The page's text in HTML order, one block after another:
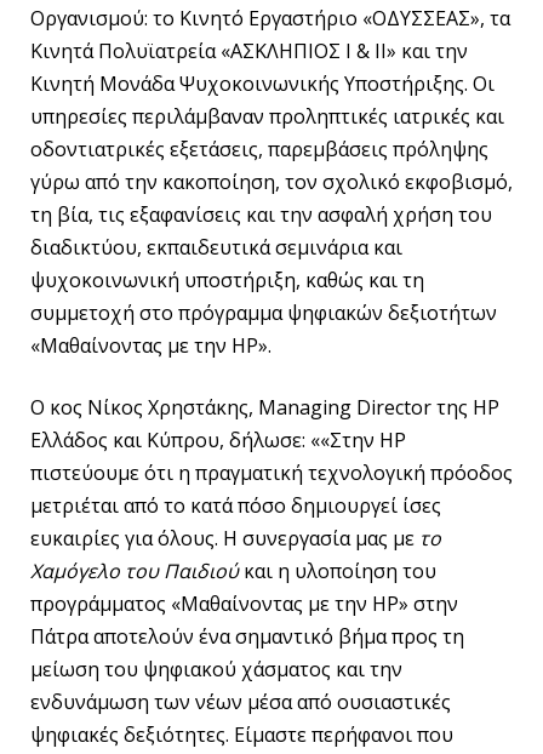
Οργανισμού: το Κινητό Εργαστήριο «ΟΔΥΣΣΕΑΣ», τα
Κινητά Πολυϊατρεία «ΑΣΚΛΗΠΙΟΣ Ι & ΙΙ» και την
Κινητή Μονάδα Ψυχοκοινωνικής Υποστήριξης. Οι
υπηρεσίες περιλάμβαναν προληπτικές ιατρικές και
οδοντιατρικές εξετάσεις, παρεμβάσεις πρόληψης
γύρω από την κακοποίηση, τον σχολικό εκφοβισμό,
τη βία, τις εξαφανίσεις και την ασφαλή χρήση του
διαδικτύου, εκπαιδευτικά σεμινάρια και
ψυχοκοινωνική υποστήριξη, καθώς και τη
συμμετοχή στο πρόγραμμα ψηφιακών δεξιοτήτων
«Μαθαίνοντας με την HP».
Ο κος Νίκος Χρηστάκης, Managing Director της HP
Ελλάδος και Κύπρου, δήλωσε: ««Στην HP
πιστεύουμε ότι η πραγματική τεχνολογική πρόοδος
μετριέται από το κατά πόσο δημιουργεί ίσες
ευκαιρίες για όλους. Η συνεργασία μας με το
Χαμόγελο του Παιδιούκαι η υλοποίηση του
προγράμματος «Μαθαίνοντας με την HP» στην
Πάτρα αποτελούν ένα σημαντικό βήμα προς τη
μείωση του ψηφιακού χάσματος και την
ενδυνάμωση των νέων μέσα από ουσιαστικές
ψηφιακές δεξιότητες. Είμαστε περήφανοι που